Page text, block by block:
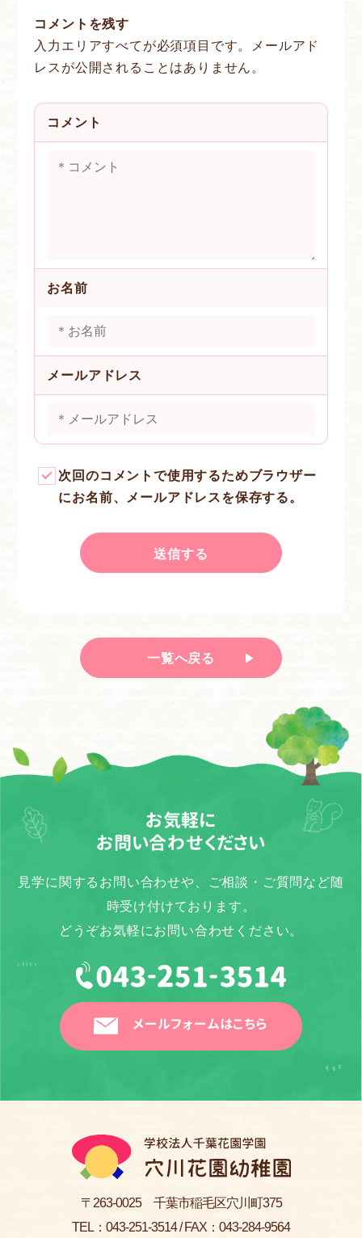
コメントを残す
入力エリアすべてが必須項目です。メールアド
レスが公開されることはありません。
コメント
お名前
メールアドレス
次回のコメントで使用するためブラウザー
にお名前、メールアドレスを保存する。
一覧へ戻る
お気軽に
お問い合わせください
見学に関するお問い合わせや、ご相談・ご質問など随
時受け付けております。
どうぞお気軽にお問い合わせください。
メールフォームはこちら
〒263-0025 千葉市稲毛区穴川町375
TEL： 043-251-3514/ FAX：043-284-9564